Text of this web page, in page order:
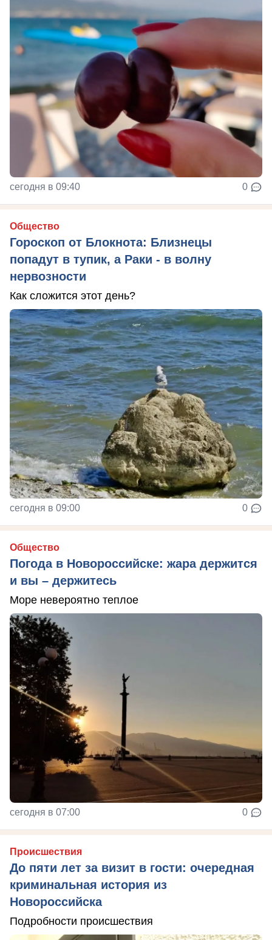
сегодня в 09:40 0
Общество
Гороскоп от Блокнота: Близнецы
попадут в тупик, а Раки - в волну
нервозности
Как сложится этот день?
сегодня в 09:00 0
Общество
Погода в Новороссийске: жара держится
и вы – держитесь
Море невероятно теплое
сегодня в 07:00 0
Происшествия
До пяти лет за визит в гости: очередная
криминальная история из
Новороссийска
Подробности происшествия